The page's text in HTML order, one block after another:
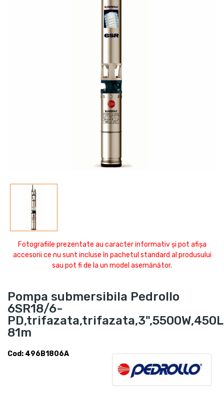
Fotografiile prezentate au caracter informativ și pot afișa
accesorii ce nu sunt incluse în pachetul standard al produsului
sau pot fi de la un model asemănător.
Pompa submersibila Pedrollo
6SR18/6-
81m
Cod: 496B1806A